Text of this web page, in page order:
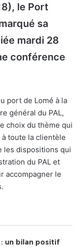
le Port
sa
mardi 28
conférence
port de Lomé à la
général du PAL,
choix du thème qui
toute la clientèle
les dispositions qui
du PAL et
accompagner le
un bilan positif